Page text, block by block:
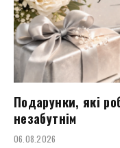
Подарунки, які
незабутнім
06.08.2026